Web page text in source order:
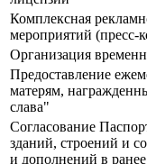
Комплексная
мероприятий (пресс-
Организация
Предоставление
матерям,
слава"
Согласование
зданий, строений и
и дополнений в